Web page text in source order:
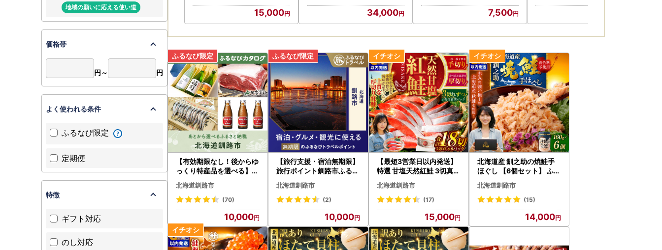
15,000 34,000 7,500
【有効期限なし！後からゆ
っくり特産品を選べる】北
海道釧路市カタログポイン
ト
北海道釧路市
(70)
10,000
【旅行支援・宿泊無期限】
旅行ポイント釧路市ふるな
びトラベルポイント
北海道釧路市
(2)
10,000
【最短3営業日以内発送】
特選 甘塩天然紅鮭 3切真空
×6パック 鮭
北海道釧路市
(17)
15,000
北海道産 釧之助の焼鮭手
ほぐし 【6個セット】 ふる
さと納税 魚
北海道釧路市
(15)
14,000
地域の願いに応える使い道
価格帯
円～ 円
よく使われる条件
ふるなび限定
定期便
特徴
ギフト対応
のし対応